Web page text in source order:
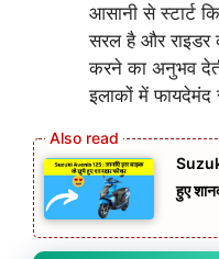
आसानी से स्टार्ट
सरल है और राइडर
करने का अनुभव
इलाकों में फायदेमंद
हुए